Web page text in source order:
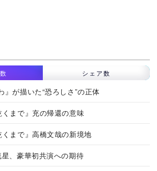
シェア数
』が描いた“恐ろしさ”の正体
くまで』充の帰還の意味
くまで』高橋文哉の新境地
、豪華初共演への期待